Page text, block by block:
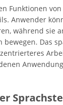
Funktionen
Anwender
während sie
bewegen. Das